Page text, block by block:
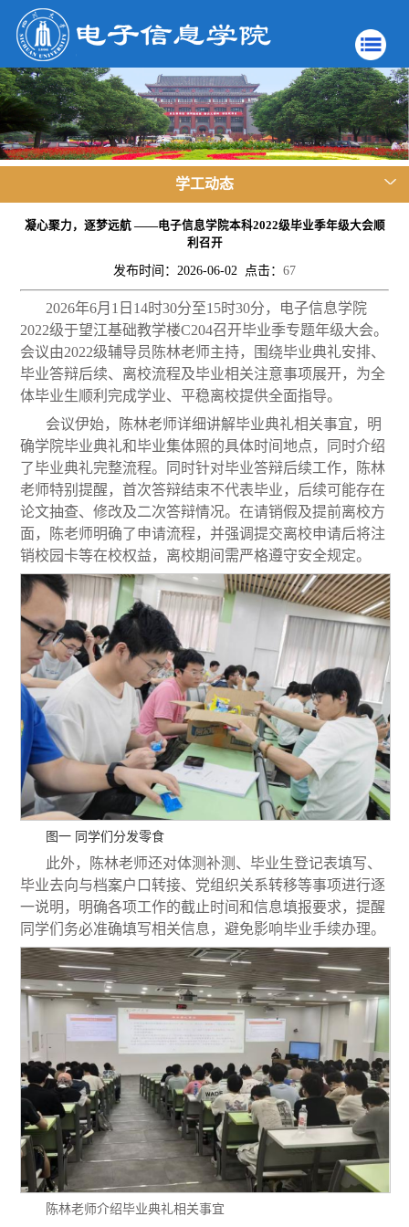
学工动态
凝心聚力，逐梦远航 ——电子信息学院本科2022级毕业季年级大会顺
利召开
发布时间：2026-06-02 点击： 67
2026年6月1日14时30分至15时30分，电子信息学院
2022级于望江基础教学楼C204召开毕业季专题年级大会。
会议由2022级辅导员陈林老师主持，围绕毕业典礼安排、
毕业答辩后续、离校流程及毕业相关注意事项展开，为全
体毕业生顺利完成学业、平稳离校提供全面指导。
会议伊始，陈林老师详细讲解毕业典礼相关事宜，明
确学院毕业典礼和毕业集体照的具体时间地点，同时介绍
了毕业典礼完整流程。同时针对毕业答辩后续工作，陈林
老师特别提醒，首次答辩结束不代表毕业，后续可能存在
论文抽查、修改及二次答辩情况。在请销假及提前离校方
面，陈老师明确了申请流程，并强调提交离校申请后将注
销校园卡等在校权益，离校期间需严格遵守安全规定。
图一 同学们分发零食
此外，陈林老师还对体测补测、毕业生登记表填写、
毕业去向与档案户口转接、党组织关系转移等事项进行逐
一说明，明确各项工作的截止时间和信息填报要求，提醒
同学们务必准确填写相关信息，避免影响毕业手续办理。
陈林老师介绍毕业典礼相关事宜